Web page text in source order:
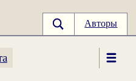
Авторы